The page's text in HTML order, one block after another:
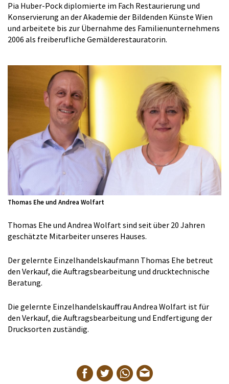
Pia Huber-Pock diplomierte im Fach Restaurierung und
Konservierung an der Akademie der Bildenden Künste Wien
und arbeitete bis zur Übernahme des Familienunternehmens
2006 als freiberufliche Gemälderestauratorin.
Thomas Ehe und Andrea Wolfart
Thomas Ehe und Andrea Wolfart sind seit über 20 Jahren
geschätzte Mitarbeiter unseres Hauses.
Der gelernte Einzelhandelskaufmann Thomas Ehe betreut
den Verkauf, die Auftragsbearbeitung und drucktechnische
Beratung.
Die gelernte Einzelhandelskauffrau Andrea Wolfart ist für
den Verkauf, die Auftragsbearbeitung und Endfertigung der
Drucksorten zuständig.